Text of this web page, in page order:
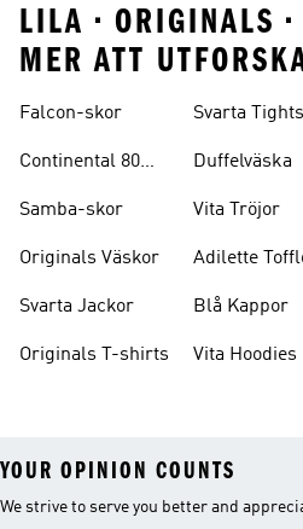
LILA • ORIGINALS •
MER ATT
Falcon-skor
Continental 80
Samba-skor
Originals Väskor
Svarta Jackor
Originals T-shirts
Svarta Tights
Duffelväska
Vita Tröjor
Adilette
Blå Kappor
Vita Hoodies
YOUR OPINION COUNTS
We strive to serve you better and